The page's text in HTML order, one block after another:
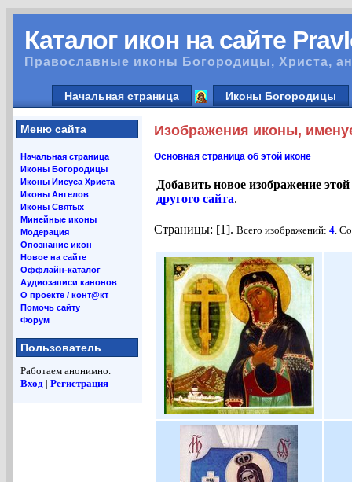
Каталог икон на сайте
Православные иконы Богородицы, Христа,
Начальная страница Иконы Богородицы
Меню сайта
Начальная страница
Иконы Богородицы
Иконы Иисуса Христа
Иконы Ангелов
Иконы Святых
Минейные иконы
Модерация
Опознание икон
Новое на сайте
Оффлайн-каталог
Аудиозаписи канонов
О проекте / конт@кт
Помочь сайту
Форум
Пользователь
Работаем анонимно.
Вход | Регистрация
Изображения иконы,
Основная страница об этой иконе
Добавить новое изображение
другого сайта.
Страницы: [1]. Всего изображений: 4.